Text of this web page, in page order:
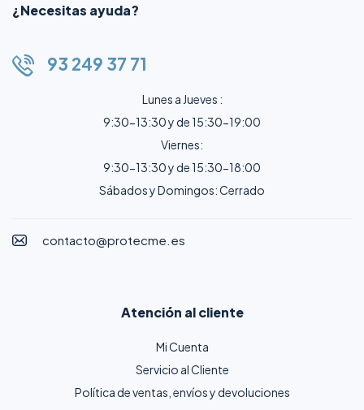
¿Necesitas ayuda?
93 249 37 71
Lunes a Jueves :
9:30-13:30 y de 15:30-19:00
Viernes:
9:30-13:30 y de 15:30-18:00
Sábados y Domingos: Cerrado
contacto@protecme.es
Atención al cliente
Mi Cuenta
Servicio al Cliente
Política de ventas, envíos y devoluciones